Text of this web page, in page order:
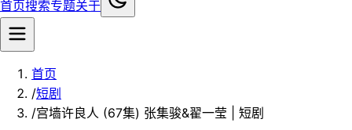
首页搜索专题关于
首页
/短剧
/宫墙许良人 (67集) 张集骏&翟一莹 | 短剧